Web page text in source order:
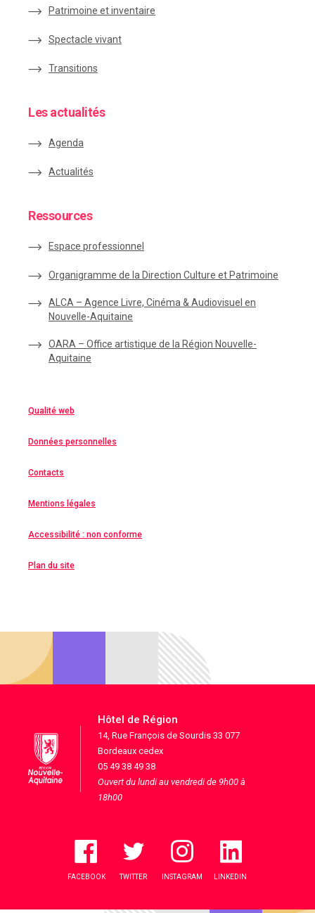
Patrimoine et inventaire
Spectacle vivant
Transitions
Les actualités
Agenda
Actualités
Ressources
Espace professionnel
Organigramme de la Direction Culture et Patrimoine
ALCA – Agence Livre, Cinéma & Audiovisuel en
Nouvelle-Aquitaine
OARA – Office artistique de la Région Nouvelle-
Aquitaine
Qualité web
Données personnelles
Contacts
Mentions légales
Accessibilité : non conforme
Plan du site
Hôtel de Région
14, Rue François de Sourdis 33 077
Bordeaux cedex
05 49 38 49 38
Ouvert du lundi au vendredi de 9h00 à
18h00
FACEBOOK TWITTER INSTAGRAM LINKEDIN